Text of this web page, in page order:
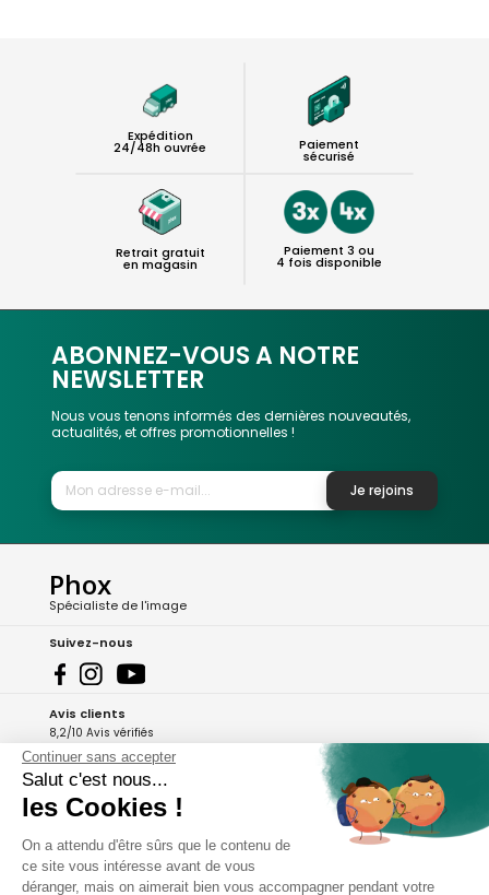
Expédition
24/48h ouvrée Paiement
sécurisé
Retrait gratuit
en magasin
Paiement 3 ou
4 fois disponible
ABONNEZ-VOUS A NOTRE
NEWSLETTER
Nous vous tenons informés des dernières nouveautés,
actualités, et offres promotionnelles !
Je rejoins
Phox
Spécialiste de l'image
Suivez-nous
Avis clients
8,2/10 Avis vérifiés
L'Appli Phox
A propos de Phox
Continuer sans accepter
Salut c'est nous...
les Cookies !
On a attendu d'être sûrs que le contenu de
ce site vous intéresse avant de vous
déranger, mais on aimerait bien vous accompagner pendant votre